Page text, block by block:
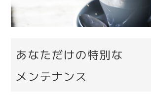
あなただけの特別な
メンテナンス